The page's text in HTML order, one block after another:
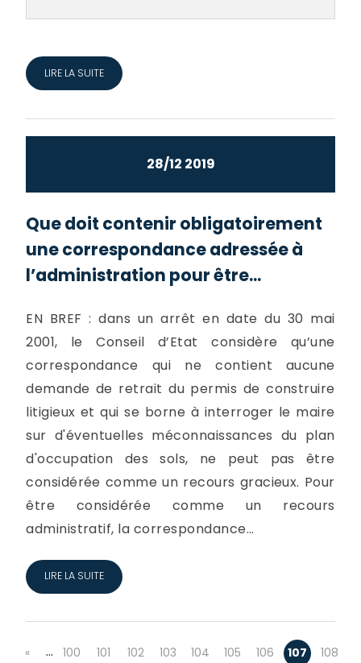
LIRE LA SUITE
28/12 2019
Que doit contenir obligatoirement
une correspondance adressée à
l’administration pour être...
EN BREF : dans un arrêt en date du 30 mai
2001, le Conseil d’Etat considère qu’une
correspondance qui ne contient aucune
demande de retrait du permis de construire
litigieux et qui se borne à interroger le maire
sur d'éventuelles méconnaissances du plan
d'occupation des sols, ne peut pas être
considérée comme un recours gracieux. Pour
être considérée comme un recours
administratif, la correspondance...
LIRE LA SUITE
« … 100 101 102 103 104 105 106 107
108